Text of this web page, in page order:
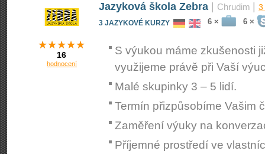
Jazyková škola Zebra Chrudim 3
3 JAZYKOVÉ KURZY 6 × 6 ×
16
hodnocení
S výukou máme zkušenosti
využijeme právě při Vaší
Malé skupinky 3 – 5 lidí.
Termín přizpůsobíme Vašim
Zaměření výuky na
Příjemné prostředí ve